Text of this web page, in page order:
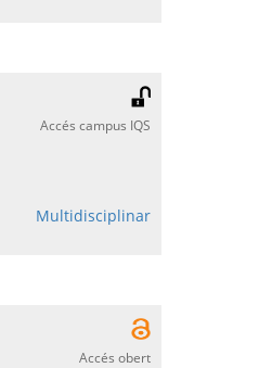
Accés campus IQS
Multidisciplinar
Accés obert